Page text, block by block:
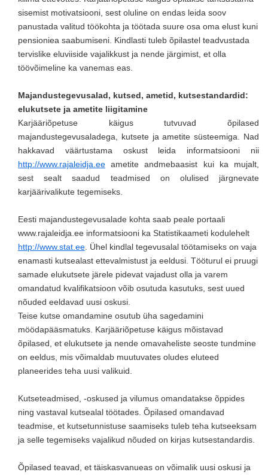
sisemist motivatsiooni, sest oluline on endas leida soov
panustada valitud töökohta ja töötada suure osa oma elust kuni
pensioniea saabumiseni. Kindlasti tuleb õpilastel teadvustada
tervislike eluviiside vajalikkust ja nende järgimist, et olla
töövõimeline ka vanemas eas.
Majandustegevusalad, kutsed, ametid, kutsestandardid:
elukutsete ja ametite liigitamine
Karjääriõpetuse käigus tutvuvad õpilased
majandustegevusaladega, kutsete ja ametite süsteemiga. Nad
hakkavad väärtustama oskust leida informatsiooni nii
http://www.rajaleidja.ee ametite andmebaasist kui ka mujalt,
sest sealt saadud teadmised on olulised järgnevate
karjäärivalikute tegemiseks.
Eesti majandustegevusalade kohta saab peale portaali
www.rajaleidja.ee informatsiooni ka Statistikaameti kodulehelt
http://www.stat.ee . Ühel kindlal tegevusalal töötamiseks on vaja
enamasti kutsealast ettevalmistust ja eeldusi. Tööturul ei pruugi
samade elukutsete järele pidevat vajadust olla ja varem
omandatud kvalifikatsioon võib osutuda kasutuks, sest uued
nõuded eeldavad uusi oskusi.
Teise kutse omandamine osutub üha sagedamini
möödapääsmatuks. Karjääriõpetuse käigus mõistavad
õpilased, et elukutsete ja nende omavaheliste seoste tundmine
on eeldus, mis võimaldab muutuvates oludes eluteed
planeerides teha uusi valikuid.
Kutseteadmised, -oskused ja vilumus omandatakse õppides
ning vastaval kutsealal töötades. Õpilased omandavad
teadmise, et kutsetunnistuse saamiseks tuleb teha kutseeksam
ja selle tegemiseks vajalikud nõuded on kirjas kutsestandardis.
Õpilased teavad, et täiskasvanueas on võimalik uusi oskusi ja